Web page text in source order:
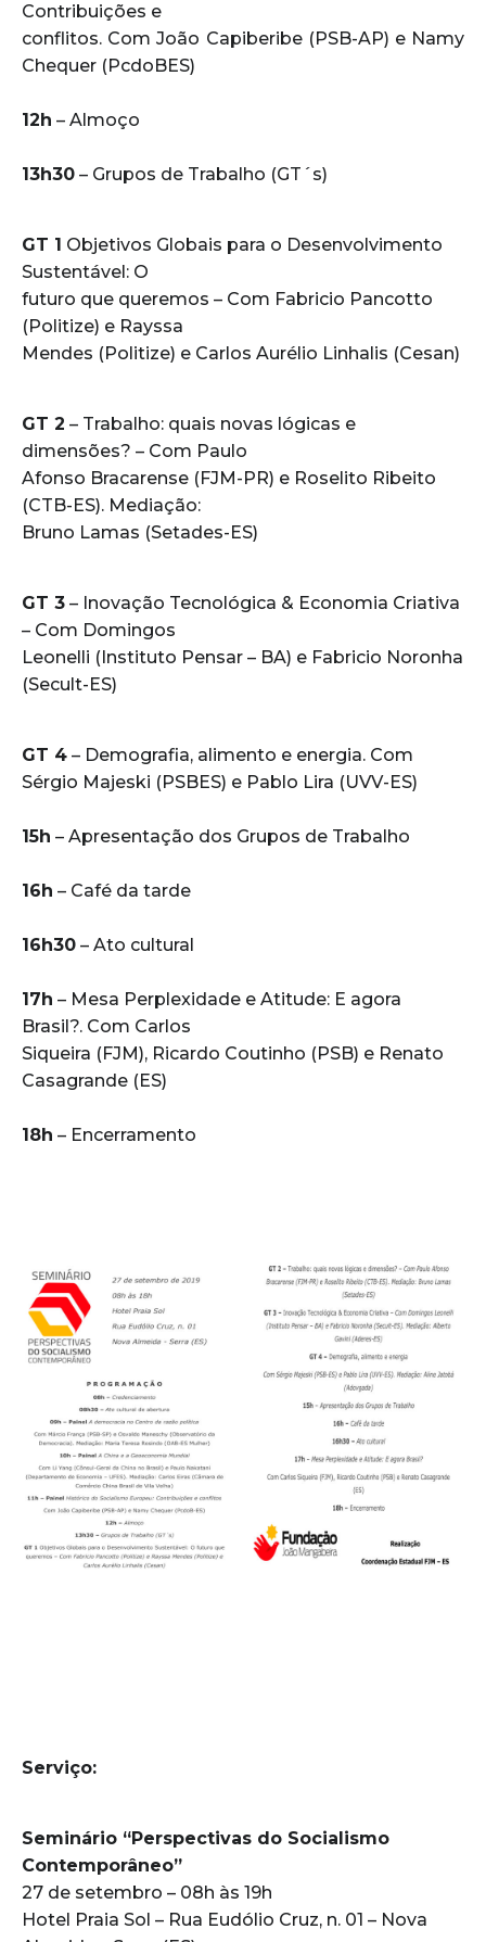
Contribuições e
conflitos. Com João Capiberibe (PSB-AP) e Namy
Chequer (PcdoBES)
12h – Almoço
13h30 – Grupos de Trabalho (GT´s)
GT 1 Objetivos Globais para o Desenvolvimento
Sustentável: O
futuro que queremos – Com Fabricio Pancotto
(Politize) e Rayssa
Mendes (Politize) e Carlos Aurélio Linhalis (Cesan)
GT 2 – Trabalho: quais novas lógicas e
dimensões? – Com Paulo
Afonso Bracarense (FJM-PR) e Roselito Ribeito
(CTB-ES). Mediação:
Bruno Lamas (Setades-ES)
GT 3 – Inovação Tecnológica & Economia Criativa
– Com Domingos
Leonelli (Instituto Pensar – BA) e Fabricio Noronha
(Secult-ES)
GT 4 – Demografia, alimento e energia. Com
Sérgio Majeski (PSBES) e Pablo Lira (UVV-ES)
15h – Apresentação dos Grupos de Trabalho
16h – Café da tarde
16h30 – Ato cultural
17h – Mesa Perplexidade e Atitude: E agora
Brasil?. Com Carlos
Siqueira (FJM), Ricardo Coutinho (PSB) e Renato
Casagrande (ES)
18h – Encerramento
Serviço:
Seminário “Perspectivas do Socialismo
Contemporâneo”
27 de setembro – 08h às 19h
Hotel Praia Sol – Rua Eudólio Cruz, n. 01 – Nova